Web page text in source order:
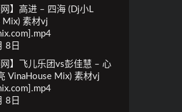
网】高进 – 四海 (Dj小L
Mix) 素材vj
8日
网】飞儿乐团vs彭佳慧 – 心
VinaHouse Mix) 素材vj
8日